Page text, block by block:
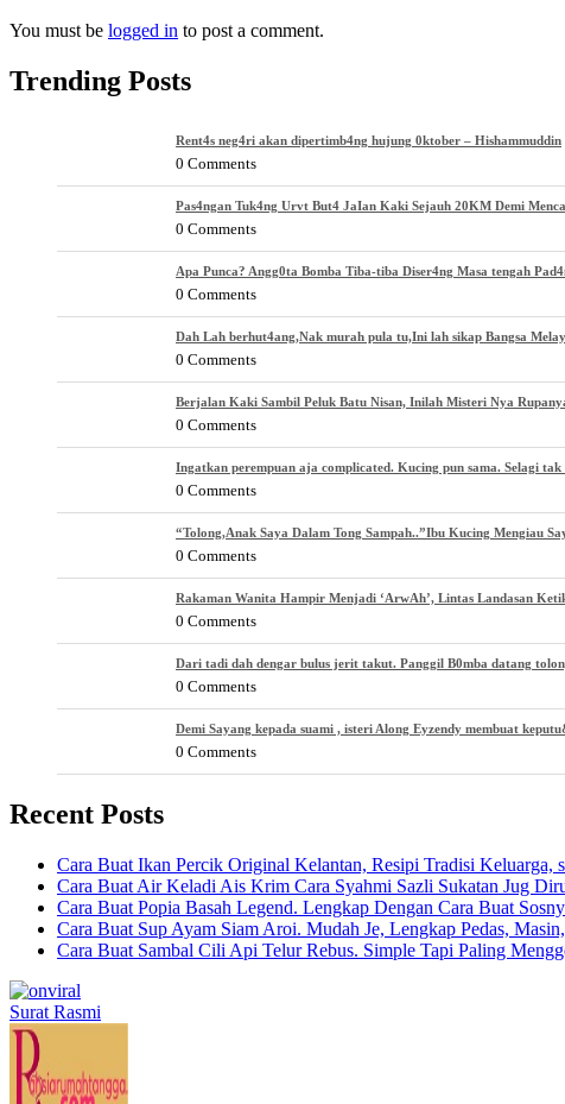
You must be logged in to post a comment.
Trending Posts
Rent4s neg4ri akan dipertimb4ng hujung 0ktober – Hishammuddin
0 Comments
Pas4ngan Tuk4ng Urvt But4 JaIan Kaki Sejauh 20KM Demi
0 Comments
Apa Punca? Angg0ta Bomba Tiba-tiba Diser4ng Masa tengah
0 Comments
Dah Lah berhut4ang,Nak murah pula tu,Ini lah sikap Bangsa
0 Comments
Berjalan Kaki Sambil Peluk Batu Nisan, Inilah Misteri Nya
0 Comments
Ingatkan perempuan aja complicated. Kucing pun sama. Selagi
0 Comments
“Tolong,Anak Saya Dalam Tong Sampah..”Ibu Kucing Mengiau
0 Comments
Rakaman Wanita Hampir Menjadi ‘ArwAh’, Lintas Landasan
0 Comments
Dari tadi dah dengar bulus jerit takut. Panggil B0mba datang
0 Comments
Demi Sayang kepada suami , isteri Along Eyzendy membuat
0 Comments
Recent Posts
Cara Buat Ikan Percik Original Kelantan, Resipi Tradisi Keluarga,
Cara Buat Air Keladi Ais Krim Cara Syahmi Sazli Sukatan Jug
Cara Buat Popia Basah Legend. Lengkap Dengan Cara Buat
Cara Buat Sup Ayam Siam Aroi. Mudah Je, Lengkap Pedas,
Cara Buat Sambal Cili Api Telur Rebus. Simple Tapi Paling
Surat Rasmi